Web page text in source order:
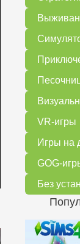
VR-игры
Игры на
GOG-
Без